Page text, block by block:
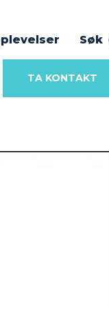
Søk
TA KONTAKT